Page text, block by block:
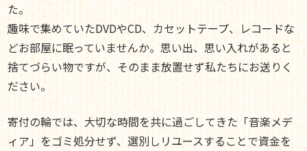
た。
趣味で集めていたDVDやCD、カセットテープ、レコードな
どお部屋に眠っていませんか。思い出、思い入れがあると
捨てづらい物ですが、そのまま放置せず私たちにお送りく
ださい。
寄付の輪では、大切な時間を共に過ごしてきた「音楽メデ
ィア」をゴミ処分せず、選別しリユースすることで資金を